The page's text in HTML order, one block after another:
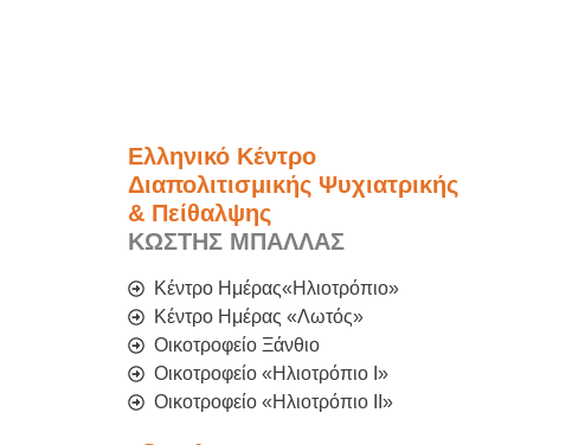
Ελληνικό Κέντρο
Διαπολιτισμικής Ψυχιατρικής
& Πείθαλψης
ΚΩΣΤΗΣ ΜΠΑΛΛΑΣ
Κέντρο Ημέρας«Ηλιοτρόπιο»
Κέντρο Ημέρας «Λωτός»
Οικοτροφείο Ξάνθιο
Οικοτροφείο «Ηλιοτρόπιο Ι»
Οικοτροφείο «Ηλιοτρόπιο IΙ»